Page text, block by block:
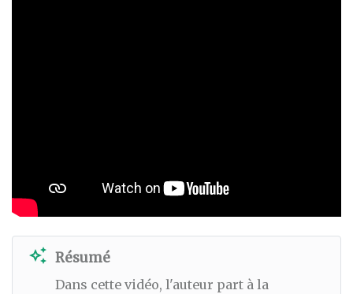
auto_awesome Résumé
Dans cette vidéo, l'auteur part à la